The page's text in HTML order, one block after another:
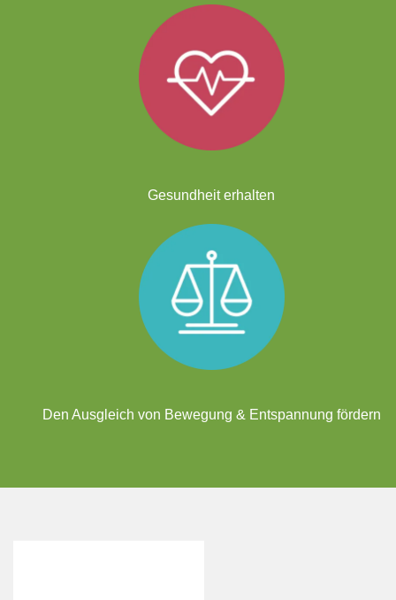
Gesundheit erhalten
Den Ausgleich von Bewegung & Entspannung fördern